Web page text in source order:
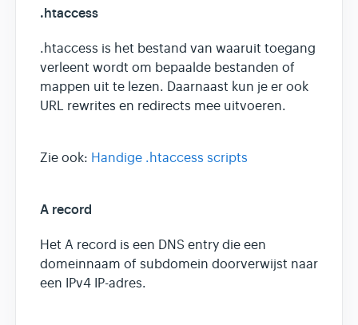
Contact
Klantenpaneel →
Hoasted.com →
.htaccess
.htaccess is het bestand van waaruit toegang
verleent wordt om bepaalde bestanden of
mappen uit te lezen. Daarnaast kun je er ook
URL rewrites en redirects mee uitvoeren.
Zie ook: Handige .htaccess scripts
A record
Het A record is een DNS entry die een
domeinnaam of subdomein doorverwijst naar
een IPv4 IP-adres.